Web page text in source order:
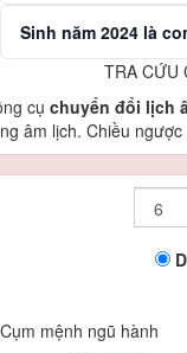
Sinh năm 2024 là
TRA CỨU
cụ chuyển đổi lịch
âm lịch. Chiều
Cụm mệnh ngũ hành